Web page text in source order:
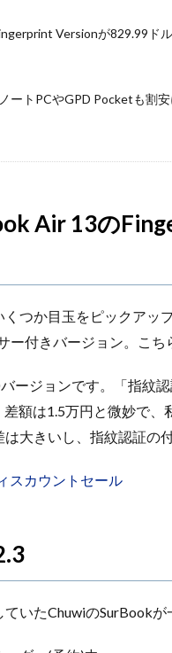
Versionが829.99ドル
ートPCやGPD Pocketも割安
Air 13の
つか目玉をピックアッ
付きバージョン。こち
ージョンです。「指紋
額は1.5万円と微妙で、
大きいし、指紋認証の
スカウントセール
いたChuwiのSurBookが